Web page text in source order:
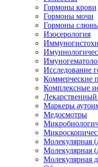
Гормоны крови
Гормоны мочи
Гормоны
Изосерология
Исследование
Коммерческие
Комплексные
Маркеры
Медосмотры
Молекулярная
Молекулярная
Молекулярная